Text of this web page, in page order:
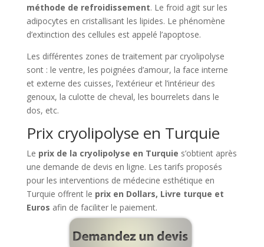
méthode de refroidissement. Le froid agit sur les
adipocytes en cristallisant les lipides. Le phénomène
d’extinction des cellules est appelé l’apoptose.
Les différentes zones de traitement par cryolipolyse
sont : le ventre, les poignées d’amour, la face interne
et externe des cuisses, l’extérieur et l’intérieur des
genoux, la culotte de cheval, les bourrelets dans le
dos, etc.
Prix cryolipolyse en Turquie
Le prix de la cryolipolyse en Turquie s’obtient après
une demande de devis en ligne. Les tarifs proposés
pour les interventions de médecine esthétique en
Turquie offrent le prix en Dollars, Livre turque et
Euros afin de faciliter le paiement.